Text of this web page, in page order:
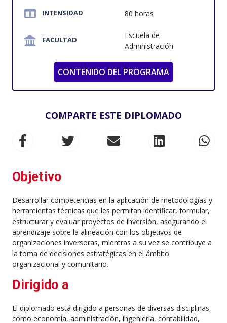
INTENSIDAD 80 horas
FACULTAD
Escuela de
Administración
CONTENIDO DEL PROGRAMA
COMPARTE ESTE DIPLOMADO
Objetivo
Desarrollar competencias en la aplicación de metodologías y
herramientas técnicas que les permitan identificar, formular,
estructurar y evaluar proyectos de inversión, asegurando el
aprendizaje sobre la alineación con los objetivos de
organizaciones inversoras, mientras a su vez se contribuye a
la toma de decisiones estratégicas en el ámbito
organizacional y comunitario.
Dirigido a
El diplomado está dirigido a personas de diversas disciplinas,
como economía, administración, ingeniería, contabilidad,